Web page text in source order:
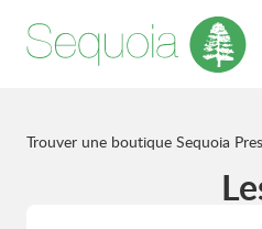
Trouver une boutique Sequoia